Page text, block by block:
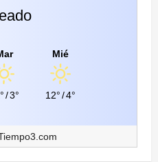
/3°
Mié
12°/4°